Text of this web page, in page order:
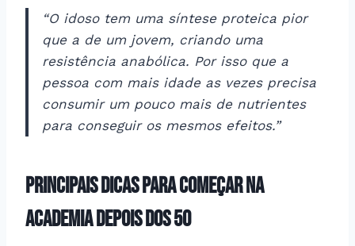
“O idoso tem uma síntese proteica pior
que a de um jovem, criando uma
resistência anabólica. Por isso que a
pessoa com mais idade as vezes precisa
consumir um pouco mais de nutrientes
para conseguir os mesmos efeitos.”
Principais dicas para começar na
academia depois dos 50